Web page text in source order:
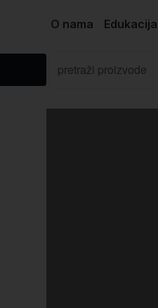
O nama Edukacija